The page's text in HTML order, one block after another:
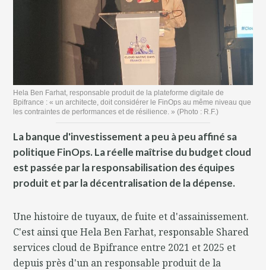
Hela Ben Farhat, responsable produit de la plateforme digitale de
Bpifrance : « un architecte, doit considérer le FinOps au même niveau que
les contraintes de performances et de résilience. » (Photo : R.F.)
La banque d'investissement a peu à peu affiné sa
politique FinOps. La réelle maîtrise du budget cloud
est passée par la responsabilisation des équipes
produit et par la décentralisation de la dépense.
Une histoire de tuyaux, de fuite et d'assainissement.
C'est ainsi que Hela Ben Farhat, responsable Shared
services cloud de Bpifrance entre 2021 et 2025 et
depuis près d'un an responsable produit de la